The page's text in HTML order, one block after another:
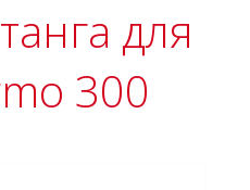
для
300